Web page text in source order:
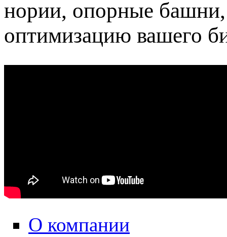
нории, опорные башни,
оптимизацию вашего
О компании